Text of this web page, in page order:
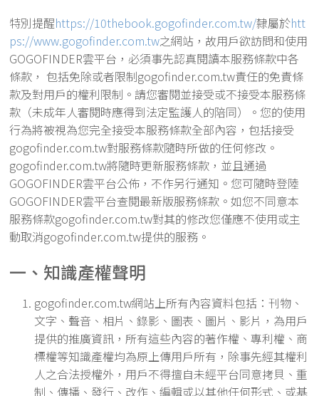
特別提醒https://10thebook.gogofinder.com.tw/隸屬於htt
ps://www.gogofinder.com.tw之網站，故用戶欲訪問和使用
GOGOFINDER雲平台，必須事先認真閱讀本服務條款中各
條款， 包括免除或者限制gogofinder.com.tw責任的免責條
款及對用戶的權利限制。請您審閱並接受或不接受本服務條
款（未成年人審閱時應得到法定監護人的陪同）。您的使用
行為將被視為您完全接受本服務條款全部內容，包括接受
gogofinder.com.tw對服務條款隨時所做的任何修改。
gogofinder.com.tw將隨時更新服務條款，並且通過
GOGOFINDER雲平台公佈，不作另行通知。您可隨時登陸
GOGOFINDER雲平台查閱最新版服務條款。如您不同意本
服務條款gogofinder.com.tw對其的修改您僅應不使用或主
動取消gogofinder.com.tw提供的服務。
一、知識產權聲明
gogofinder.com.tw網站上所有內容資料包括：刊物、
文字、聲音、相片、錄影、圖表、圖片、影片，為用戶
提供的推廣資訊，所有這些內容的著作權、專利權、商
標權等知識產權均為原上傳用戶所有，除事先經其權利
人之合法授權外，用戶不得擅自未經平台同意拷貝、重
制、傳播、發行、改作、編輯或以其他任何形式、或基